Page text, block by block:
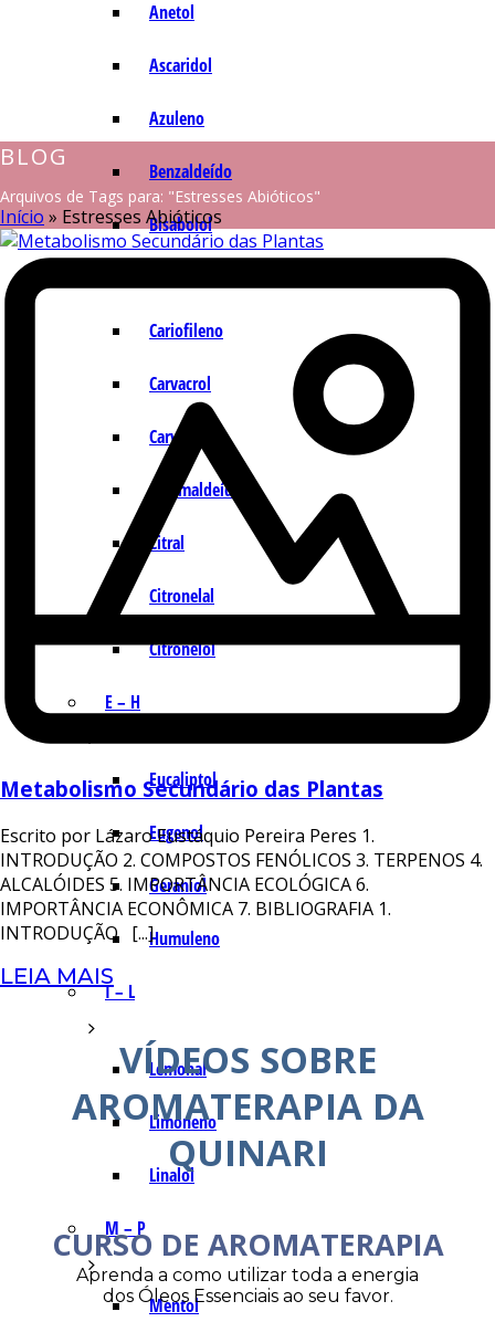
Anetol
Ascaridol
Azuleno
Benzaldeído
Bisabolol
Cariofileno
Carvacrol
Carvona
Cinamaldeído
Citral
Citronelal
Citronelol
E – H
Eucaliptol
Eugenol
Geraniol
Humuleno
I – L
Lemonal
Limoneno
Linalol
M – P
Mentol
BLOG
Arquivos de Tags para: "Estresses Abióticos"
Início » Estresses Abióticos
Metabolismo Secundário das Plantas
Escrito por Lázaro Eustáquio Pereira Peres 1.
INTRODUÇÃO 2. COMPOSTOS FENÓLICOS 3. TERPENOS 4.
ALCALÓIDES 5. IMPORTÂNCIA ECOLÓGICA 6.
IMPORTÂNCIA ECONÔMICA 7. BIBLIOGRAFIA 1.
INTRODUÇÃO [...]
LEIA MAIS
VÍDEOS SOBRE
AROMATERAPIA DA
QUINARI
CURSO DE AROMATERAPIA
Aprenda a como utilizar toda a energia
dos Óleos Essenciais ao seu favor.